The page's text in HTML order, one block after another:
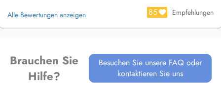
Alle Bewertungen anzeigen 85 Empfehlungen
Brauchen Sie
Hilfe?
Besuchen Sie unsere FAQ oder
kontaktieren Sie uns